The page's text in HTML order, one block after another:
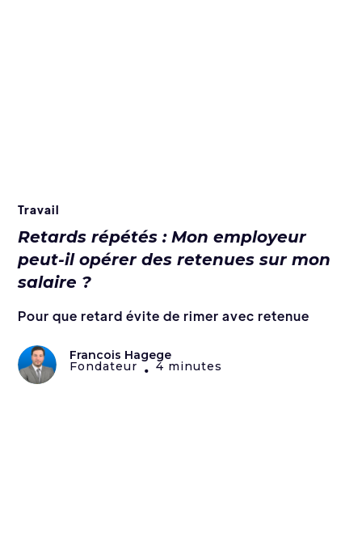
Travail
Retards répétés : Mon employeur
peut-il opérer des retenues sur mon
salaire ?
Pour que retard évite de rimer avec retenue
Francois Hagege
Fondateur • 4 minutes